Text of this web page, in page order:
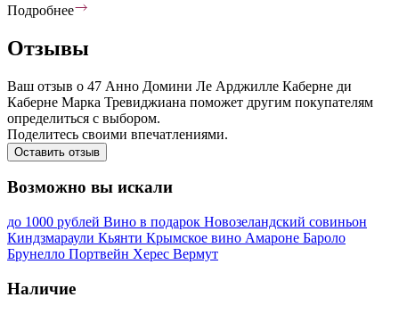
Подробнее
Отзывы
Ваш отзыв о 47 Анно Домини Ле Арджилле Каберне ди
Каберне Марка Тревиджиана поможет другим покупателям
определиться с выбором.
Поделитесь своими впечатлениями.
Оставить отзыв
Возможно вы искали
до 1000 рублей Вино в подарок Новозеландский совиньон
Киндзмараули Кьянти Крымское вино Амароне Бароло
Брунелло Портвейн Херес Вермут
Наличие